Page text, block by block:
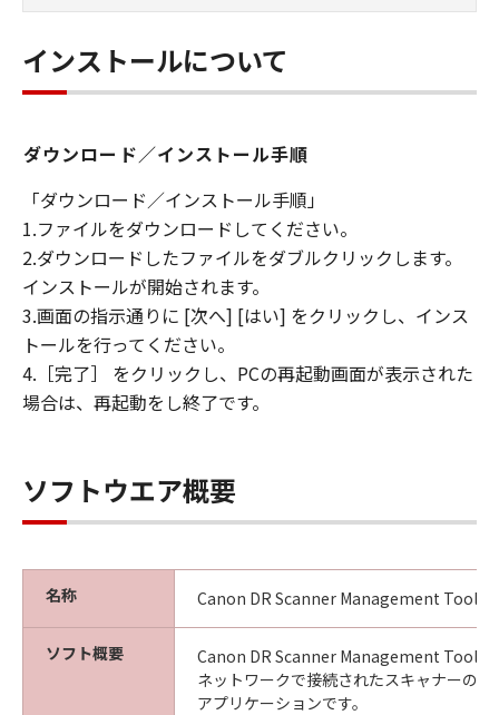
インストールについて
ダウンロード／インストール手順
「ダウンロード／インストール手順」
1.ファイルをダウンロードしてください。
2.ダウンロードしたファイルをダブルクリックします。
インストールが開始されます。
3.画面の指示通りに [次へ] [はい] をクリックし、インス
トールを行ってください。
4.［完了］ をクリックし、PCの再起動画面が表示された
場合は、再起動をし終了です。
ソフトウエア概要
名称 Canon DR Scanner Management Tool
ソフト概要
Canon DR Scanner Management Tool（
ネットワークで接続されたスキャナーの
アプリケーションです。